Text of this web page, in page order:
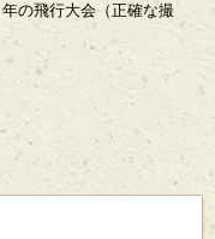
の飛行大会（正確な撮